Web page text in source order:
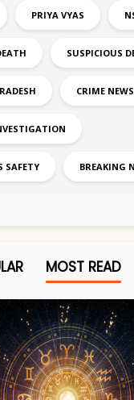
PRIYA VYAS
SUSPICIOUS
CRIME NEWS
SAFETY BREAKING
MOST READ